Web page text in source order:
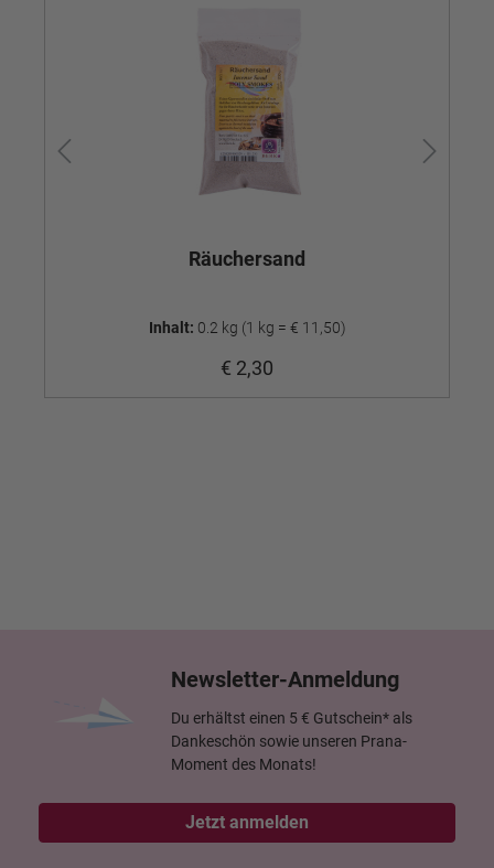
Räuchersand
Inhalt: 0.2 kg (1 kg = € 11,50)
€ 2,30
Newsletter-Anmeldung
Du erhältst einen 5 € Gutschein* als
Dankeschön sowie unseren Prana-
Moment des Monats!
Jetzt anmelden